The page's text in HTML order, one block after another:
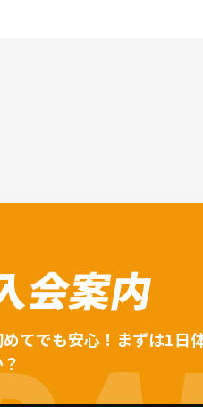
会案内
てでも安心！まずは1日